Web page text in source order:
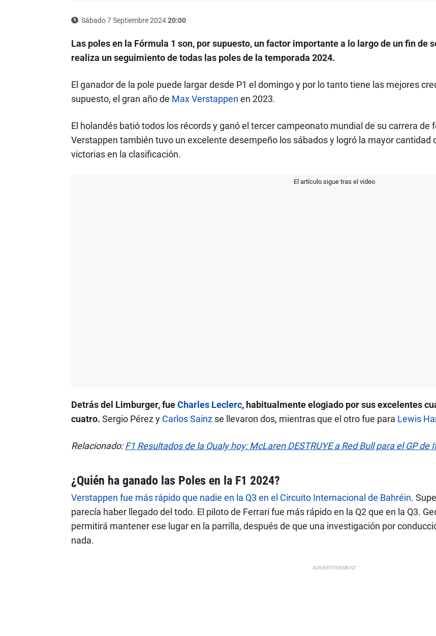
Sábado 7 Septiembre 202420:00
Las poles en la Fórmula 1 son, por supuesto, un factor importante a lo largo de un fin de
realiza un seguimiento de todas las poles de la temporada 2024.
El ganador de la pole puede largar desde P1 el domingo y por lo tanto tiene las mejores
supuesto, el gran año de Max Verstappen en 2023.
El holandés batió todos los récords y ganó el tercer campeonato mundial de su carrera
Verstappen también tuvo un excelente desempeño los sábados y logró la mayor cantidad
victorias en la clasificación.
El artículo sigue tras el video
Detrás del Limburger, fueCharles Leclerc, habitualmente elogiado por sus excelentes
cuatro. Sergio Pérez y Carlos Sainzse llevaron dos, mientras que el otro fue para Lewis
Relacionado:F1 Resultados de la Qualy hoy: McLaren DESTRUYE a Red Bull para el GP de
¿Quién ha ganado las Poles en la F1 2024?
Verstappen fue más rápido que nadie en la Q3 en el Circuito Internacional de Bahréin.
parecía haber llegado del todo. El piloto de Ferrari fue más rápido en la Q2 que en la Q3.
permitirá mantener ese lugar en la parrilla, después de que una investigación por
nada.
ADVERTISEMENT